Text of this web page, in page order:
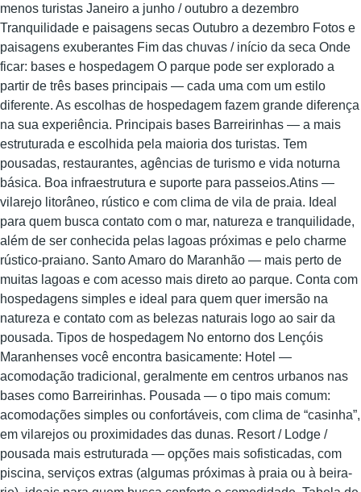
menos turistas Janeiro a junho / outubro a dezembro
Tranquilidade e paisagens secas Outubro a dezembro Fotos e
paisagens exuberantes Fim das chuvas / início da seca Onde
ficar: bases e hospedagem O parque pode ser explorado a
partir de três bases principais — cada uma com um estilo
diferente. As escolhas de hospedagem fazem grande diferença
na sua experiência. Principais bases Barreirinhas — a mais
estruturada e escolhida pela maioria dos turistas. Tem
pousadas, restaurantes, agências de turismo e vida noturna
básica. Boa infraestrutura e suporte para passeios.Atins —
vilarejo litorâneo, rústico e com clima de vila de praia. Ideal
para quem busca contato com o mar, natureza e tranquilidade,
além de ser conhecida pelas lagoas próximas e pelo charme
rústico‑praiano. Santo Amaro do Maranhão — mais perto de
muitas lagoas e com acesso mais direto ao parque. Conta com
hospedagens simples e ideal para quem quer imersão na
natureza e contato com as belezas naturais logo ao sair da
pousada. Tipos de hospedagem No entorno dos Lençóis
Maranhenses você encontra basicamente: Hotel —
acomodação tradicional, geralmente em centros urbanos nas
bases como Barreirinhas. Pousada — o tipo mais comum:
acomodações simples ou confortáveis, com clima de “casinha”,
em vilarejos ou proximidades das dunas. Resort / Lodge /
pousada mais estruturada — opções mais sofisticadas, com
piscina, serviços extras (algumas próximas à praia ou à beira-